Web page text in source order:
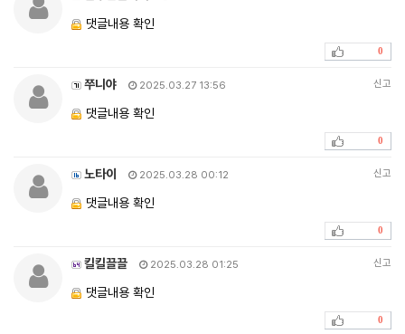
댓글내용 확인
0
쭈니야 2025.03.27 13:56 신고
댓글내용 확인
0
노타이 2025.03.28 00:12 신고
댓글내용 확인
0
킬킬끌끌 2025.03.28 01:25 신고
댓글내용 확인
0